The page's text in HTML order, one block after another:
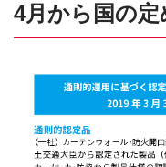
4月から国の